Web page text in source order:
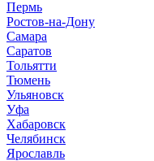
Пермь
Ростов-на-Дону
Самара
Саратов
Тольятти
Тюмень
Ульяновск
Уфа
Хабаровск
Челябинск
Ярославль